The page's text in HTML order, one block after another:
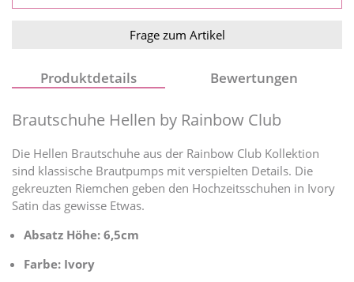
Frage zum Artikel
Produktdetails Bewertungen
Brautschuhe Hellen by Rainbow Club
Die Hellen Brautschuhe aus der Rainbow Club Kollektion
sind klassische Brautpumps mit verspielten Details. Die
gekreuzten Riemchen geben den Hochzeitsschuhen in Ivory
Satin das gewisse Etwas.
Absatz Höhe: 6,5cm
Farbe: Ivory